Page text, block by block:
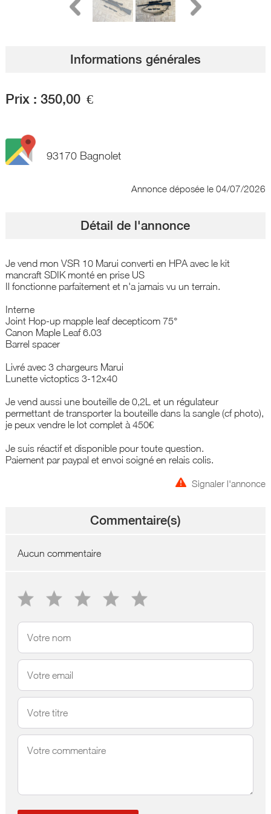
Informations générales
Prix : 350,00 €
93170 Bagnolet
Annonce déposée le 04/07/2026
Détail de l'annonce
Je vend mon VSR 10 Marui converti en HPA avec le kit
mancraft SDIK monté en prise US
Il fonctionne parfaitement et n'a jamais vu un terrain.
Interne
Joint Hop-up mapple leaf decepticom 75°
Canon Maple Leaf 6.03
Barrel spacer
Livré avec 3 chargeurs Marui
Lunette victoptics 3-12x40
Je vend aussi une bouteille de 0,2L et un régulateur
permettant de transporter la bouteille dans la sangle (cf photo),
je peux vendre le lot complet à 450€
Je suis réactif et disponible pour toute question.
Paiement par paypal et envoi soigné en relais colis.
Signaler l'annonce
Commentaire(s)
Aucun commentaire